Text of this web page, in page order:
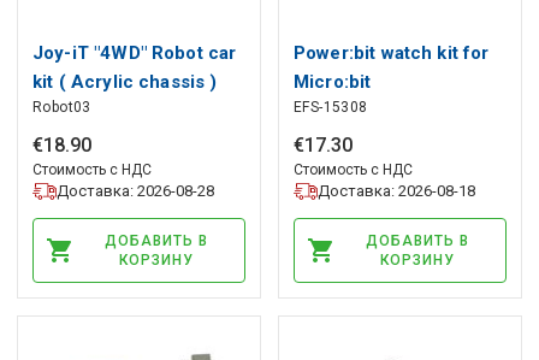
Joy-iT "4WD" Robot car
kit ( Acrylic chassis )
Robot03
€18.90
Стоимость с НДС
Доставка: 2026-08-28
ДОБАВИТЬ В
КОРЗИНУ
Power:bit watch kit for
Micro:bit
EFS-15308
€17.30
Стоимость с НДС
Доставка: 2026-08-18
ДОБАВИТЬ В
КОРЗИНУ